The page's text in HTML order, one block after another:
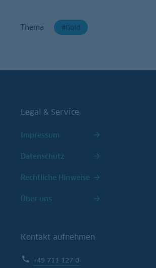
Thema Gold
Legal & Service
Impressum
Datenschutz
Rechtliche Hinweise
Über uns
Kontakt aufnehmen
+49 711 127 0